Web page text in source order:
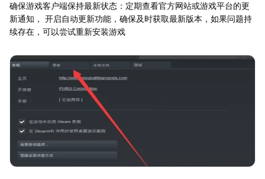
确保游戏客户端保持最新状态：定期查看官方网站或游戏平台的更
新通知， 开启自动更新功能，确保及时获取最新版本，如果问题持
续存在，可以尝试重新安装游戏